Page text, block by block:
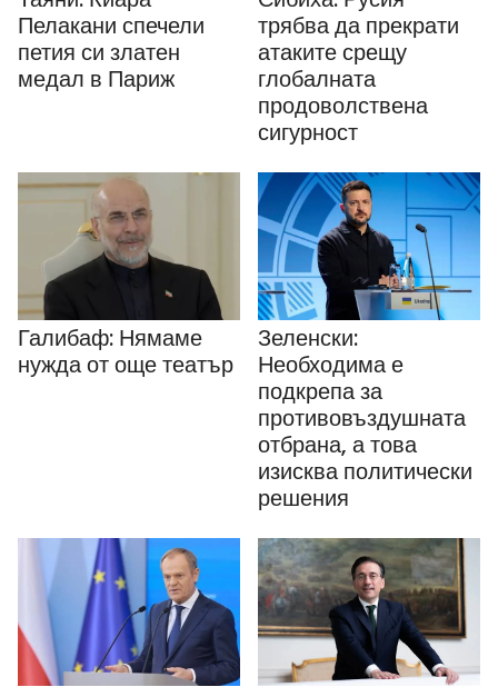
Пелакани спечели
петия си златен
медал в Париж
трябва да прекрати
атаките срещу
глобалната
продоволствена
сигурност
Галибаф: Нямаме
нужда от още театър
Зеленски:
Необходима е
подкрепа за
противовъздушната
отбрана, а това
изисква политически
решения